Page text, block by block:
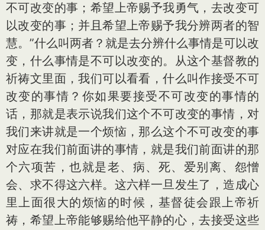
不可改变的事；希望上帝赐予我勇气，去改变可
以改变的事；并且希望上帝赐予我分辨两者的智
慧。”什么叫两者？就是去分辨什么事情是可以改
变，什么事情是不可以改变的。从这个基督教的
祈祷文里面，我们可以看看，什么叫作接受不可
改变的事情？你如果要接受不可改变的事情的
话，那就是表示说我们这个不可改变的事情，对
我们来讲就是一个烦恼，那么这个不可改变的事
对应在我们前面讲的事情，就是我们前面讲的那
个六项苦，也就是老、病、死、爱别离、怨憎
会、求不得这六样。这六样一旦发生了，造成心
里上面很大的烦恼的时候，基督徒会跟上帝祈
祷，希望上帝能够赐给他平静的心，去接受这些